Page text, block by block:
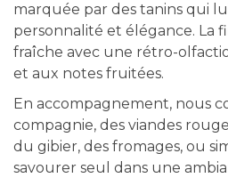
marquée par des tanins qui
personnalité et élégance. La
fraîche avec une rétro-
et aux notes fruitées.
En accompagnement, nous
compagnie, des viandes
du gibier, des fromages, ou
savourer seul dans une